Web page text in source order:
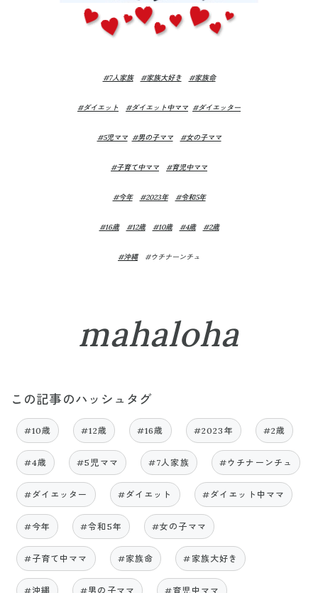
#7人家族 #家族大好き #家族命
#ダイエット #ダイエット中ママ #ダイエッター
#5児ママ #男の子ママ #女の子ママ
#子育て中ママ #育児中ママ
#今年 #2023年 #令和5年
#16歳 #12歳 #10歳 #4歳 #2歳
#沖縄#ウチナーンチュ
mahaloha
この記事のハッシュタグ
#10歳 #12歳 #16歳 #2023年 #2歳
#4歳 #5児ママ #7人家族 #ウチナーンチュ
#ダイエッター #ダイエット #ダイエット中ママ
#今年 #令和5年 #女の子ママ
#子育て中ママ #家族命 #家族大好き
#沖縄 #男の子ママ #育児中ママ